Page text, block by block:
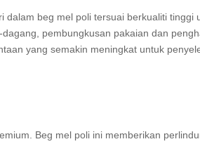
beg mel poli tersuai berkualiti tinggi
pembungkusan pakaian dan
yang semakin meningkat untuk
Beg mel poli ini memberikan